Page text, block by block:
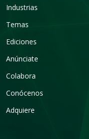
Industrias
Temas
Ediciones
Anúnciate
Colabora
Conócenos
Adquiere